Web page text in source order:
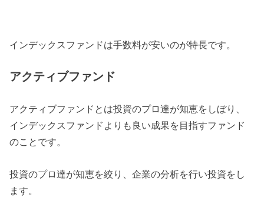
インデックスファンドは手数料が安いのが特長です。
アクティブファンド
アクティブファンドとは投資のプロ達が知恵をしぼり、
インデックスファンドよりも良い成果を目指すファンド
のことです。
投資のプロ達が知恵を絞り、企業の分析を行い投資をし
ます。